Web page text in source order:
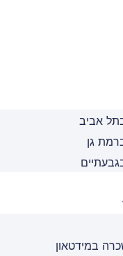
אביב
גן
במידטאון